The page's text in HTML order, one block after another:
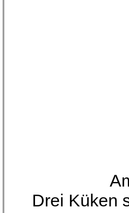
Drei Küken